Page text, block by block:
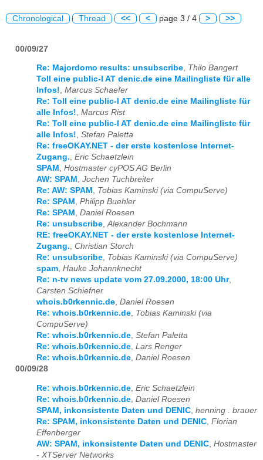
Chronological Thread << < page 3 / 4 > >>
00/09/27
Re: Majordomo results: unsubscribe, Thilo Bangert
Toll eine public-l AT denic.de eine Mailingliste für alle
Infos!, Marcus Schaefer
Re: Toll eine public-l AT denic.de eine Mailingliste für
alle Infos!, Marcus Rist
Re: Toll eine public-l AT denic.de eine Mailingliste für
alle Infos!, Stefan Paletta
Re: freeOKAY.NET - der erste kostenlose Internet-
Zugang., Eric Schaetzlein
SPAM , Hostmaster cyPOS AG Berlin
AW: SPAM , Jochen Tuchbreiter
Re: AW: SPAM , Tobias Kaminski (via CompuServe)
Re: SPAM , Philipp Buehler
Re: SPAM , Daniel Roesen
Re: unsubscribe,Alexander Bochmann
RE: freeOKAY.NET - der erste kostenlose Internet-
Zugang., Christian Storch
Re: unsubscribe, Tobias Kaminski (via CompuServe)
spam, Hauke Johannknecht
Re: n-tv news update vom 27.09.2000, 18:00 Uhr,
Carsten Schiefner
whois.b0rkennic.de, Daniel Roesen
Re: whois.b0rkennic.de, Tobias Kaminski (via
CompuServe)
Re: whois.b0rkennic.de, Stefan Paletta
Re: whois.b0rkennic.de, Lars Renger
Re: whois.b0rkennic.de, Daniel Roesen
00/09/28
Re: whois.b0rkennic.de, Eric Schaetzlein
Re: whois.b0rkennic.de, Daniel Roesen
SPAM, inkonsistente Daten und DENIC, henning . brauer
Re: SPAM, inkonsistente Daten und DENIC, Florian
Effenberger
AW: SPAM, inkonsistente Daten und DENIC, Hostmaster
- XTServer Networks